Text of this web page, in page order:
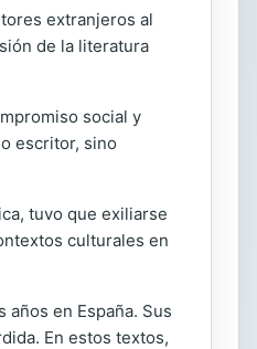
extranjeros al
de la literatura
social y
escritor, sino
tuvo que exiliarse
culturales en
en España. Sus
En estos textos,